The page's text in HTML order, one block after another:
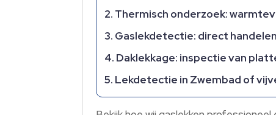
Thermisch onderzoek:
Gaslekdetectie: direct
Daklekkage: inspectie van
Lekdetectie in Zwembad of